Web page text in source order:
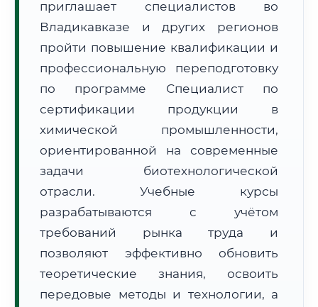
• Маршрут транзита:~3 042 км
📜 Документы и аккредитация ФИС ФРДО
🔍 Нажмите на документ для увеличения и просмотра
приглашает специалистов во
Владикавказе и других регионов
пройти повышение квалификации и
профессиональную переподготовку
по программе Специалист по
сертификации продукции в
химической промышленности,
ориентированной на современные
задачи биотехнологической
отрасли. Учебные курсы
разрабатываются с учётом
требований рынка труда и
позволяют эффективно обновить
теоретические знания, освоить
передовые методы и технологии, а